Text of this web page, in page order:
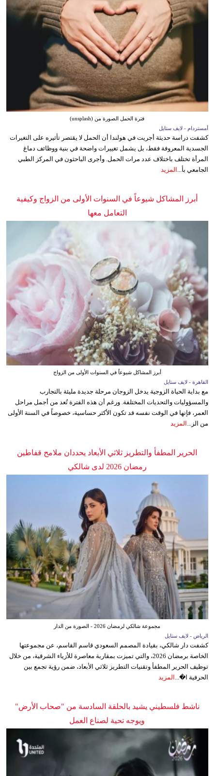
فترة الحمل الصورة من (unsplash)
أمستردام - لايف ستايل
كشفت دراسة حديثة أجريت في هولندا أن الحمل لا يقتصر تأثيره على التغيرات
الجسدية المعروفة فقط، بل يشمل تغييرات واضحة في بنية ووظائف دماغ
المرأة تختلف باختلاف عدد مرات الحمل. وأجرى الباحثون في المركز الطبي
الجامعي بأ... المزيد
أبرز المشاكل شيوعاً في السنوات الأولى من الزواج وكيفية
التعامل معها
أبرز المشاكل شيوعاً في السنوات الأولى من الزواج
القاهرة - لايف ستايل
مع بداية الحياة الزوجية يدخل الزوجان مرحلة جديدة مليئة بالتجارب
والمسؤوليات والتحديات المختلفة. ورغم أن هذه الفترة تُعد من أجمل مراحل
العمر، فإنها في الوقت نفسه قد تكون الأكثر حساسية، خصوصاً في السنة الأولى
من الز...
المزيد
الحرير المطفأ والتطريز ثلاثي الأبعاد يحددان ملامح قفاطين
رمضان 2026 لدى شالكي
مجموعة شالكي لرمضان 2026 - الصورة من الدار
الرياض - لايف ستايل
كشفت دار شالكي، بقيادة المصمم السعودي قاسم القاسم، عن مجموعتها
الخاصة برمضان 2026، والتي تميزت بمقاربة معاصرة للأزياء الشرقية، من خلال
توظيف الحرير المطفأ وتقنيات التطريز ثلاثي الأبعاد، ضمن رؤية تجمع بين
الحرفية ا�... المزيد
ناشط فلسطيني يشيد بالحلقة السادسة من "صحاب الأرض"
ويوجه تحية لصناع العمل